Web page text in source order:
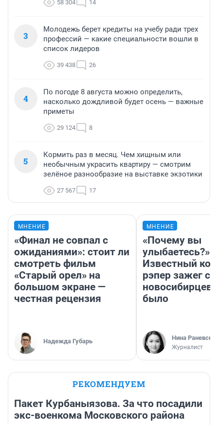
58 304 14
3
Молодежь берет кредиты на учебу ради трех
профессий — какие специальности вошли в
список лидеров
39 438 26
4
По погоде 8 августа можно определить,
насколько дождливой будет осень — важные
приметы
29 124 8
5
Кормить раз в месяц. Чем хищным или
необычным украсить квартиру — смотрим
зелёное разнообразие на выставке экзотики
27 567 17
МНЕНИЕ
«Финал не совпал с
ожиданиями»: стоит ли
смотреть фильм
«Старый орел» на
большом экране —
честная рецензия
Надежда Губарь
МНЕНИЕ
«Почему вы
улыбаетесь?»
Известный
рэпер зажег с
новосибирцев:
было
Нина
Журналист
РЕКОМЕНДУЕМ
Пакет Курбаныязова. За что посадили
экс-военкома Московского района